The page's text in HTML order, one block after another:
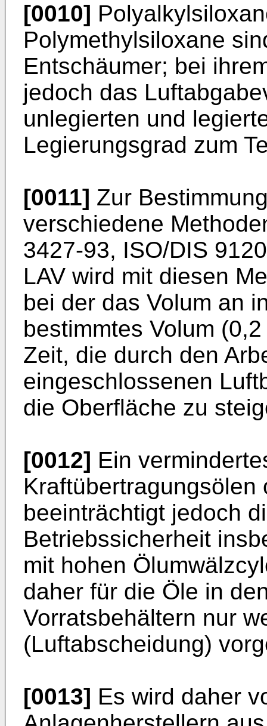
[0010]
Polymethylsiloxane
Entschäumer; bei
jedoch das
unlegierten und
Legierungsgrad zum
[0011] Zur
verschiedene
3427-93, ISO/DIS
LAV wird mit diesen
bei der das Volum an
bestimmtes Volum
Zeit, die durch den
eingeschlossenen
die Oberfläche zu
[0012] Ein
Kraftübertragungsölen
beeinträchtigt jedoch
Betriebssicherheit
mit hohen
daher für die Öle in
Vorratsbehältern nur
(Luftabscheidung)
[0013] Es wird daher